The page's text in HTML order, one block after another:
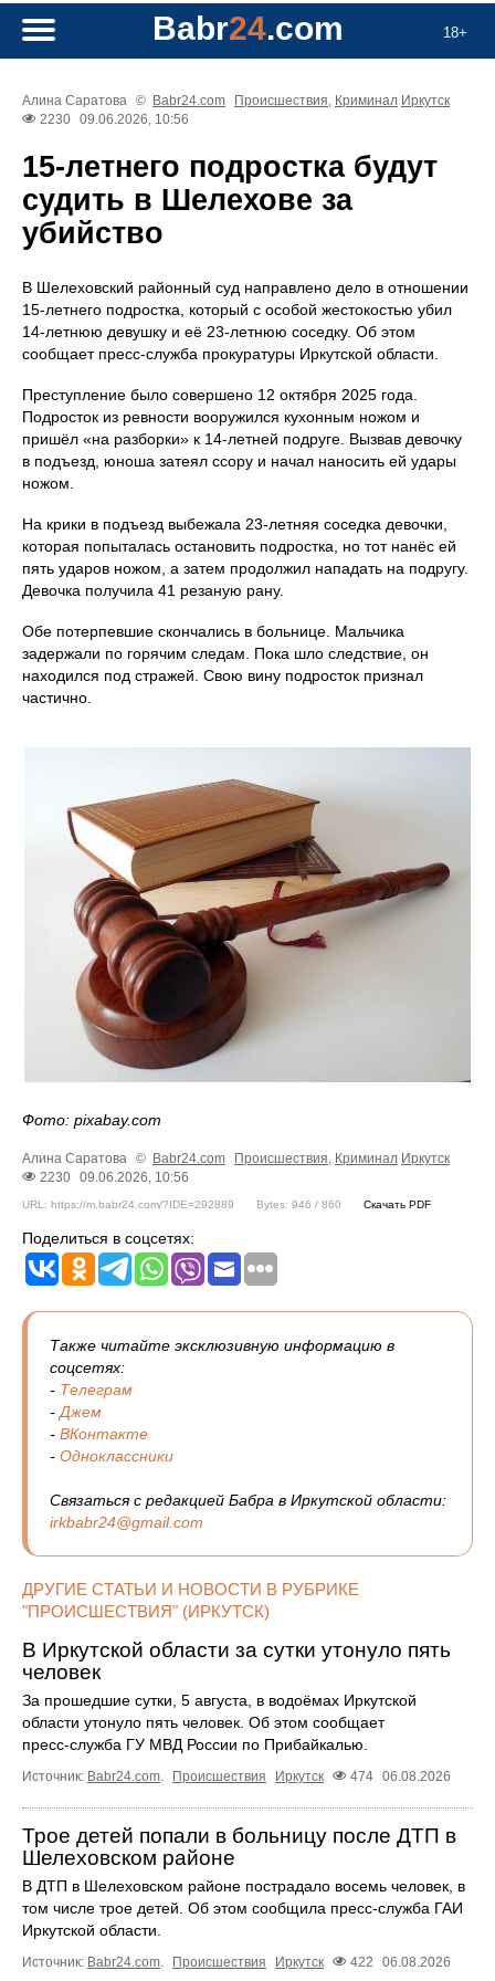
18+
Babr24.com
Алина Саратова © Babr24.com Происшествия, Криминал Иркутск
2230 09.06.2026, 10:56
15‑летнего подростка будут
судить в Шелехове за
убийство
В Шелеховский районный суд направлено дело в отношении
15‑летнего подростка, который с особой жестокостью убил
14‑летнюю девушку и её 23‑летнюю соседку. Об этом
сообщает пресс‑служба прокуратуры Иркутской области.
Преступление было совершено 12 октября 2025 года.
Подросток из ревности вооружился кухонным ножом и
пришёл «на разборки» к 14‑летней подруге. Вызвав девочку
в подъезд, юноша затеял ссору и начал наносить ей удары
ножом.
На крики в подъезд выбежала 23‑летняя соседка девочки,
которая попыталась остановить подростка, но тот нанёс ей
пять ударов ножом, а затем продолжил нападать на подругу.
Девочка получила 41 резаную рану.
Обе потерпевшие скончались в больнице. Мальчика
задержали по горячим следам. Пока шло следствие, он
находился под стражей. Свою вину подросток признал
частично.
Фото: pixabay.com
Алина Саратова © Babr24.com Происшествия, Криминал Иркутск
2230 09.06.2026, 10:56
URL: https://m.babr24.com/?IDE=292889 Bytes: 946 / 860 Скачать PDF
Поделиться в соцсетях:
Также читайте эксклюзивную информацию в
соцсетях:
- Телеграм
- Джем
- ВКонтакте
- Одноклассники
Связаться с редакцией Бабра в Иркутской области:
irkbabr24@gmail.com
ДРУГИЕ СТАТЬИ И НОВОСТИ В РУБРИКЕ
"ПРОИСШЕСТВИЯ" (ИРКУТСК)
В Иркутской области за сутки утонуло пять
человек
За прошедшие сутки, 5 августа, в водоёмах Иркутской
области утонуло пять человек. Об этом сообщает
пресс‑служба ГУ МВД России по Прибайкалью.
Источник: Babr24.com. Происшествия Иркутск 474 06.08.2026
Трое детей попали в больницу после ДТП в
Шелеховском районе
В ДТП в Шелеховском районе пострадало восемь человек, в
том числе трое детей. Об этом сообщила пресс‑служба ГАИ
Иркутской области.
Источник: Babr24.com. Происшествия Иркутск 422 06.08.2026